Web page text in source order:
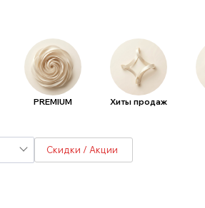
PREMIUM Хиты продаж
Скидки / Акции